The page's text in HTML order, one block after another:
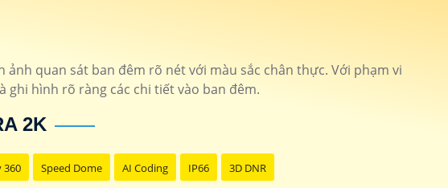
hành chính hãng 24 tháng. Camera An Thành Phát cung cấp những dòng
chất lượng . 🛒
sắt nét tích hợp micro giá rẻ
độ phân giải 4mp hồng ngoại 10mIPC-A42P-D-V2
quan sát ban đêm rõ nét với màu sắc chân thực. Với phạm vi
ghi hình rõ ràng các chi tiết vào ban đêm.
2K
360 Speed Dome AI Coding IP66 3D DNR